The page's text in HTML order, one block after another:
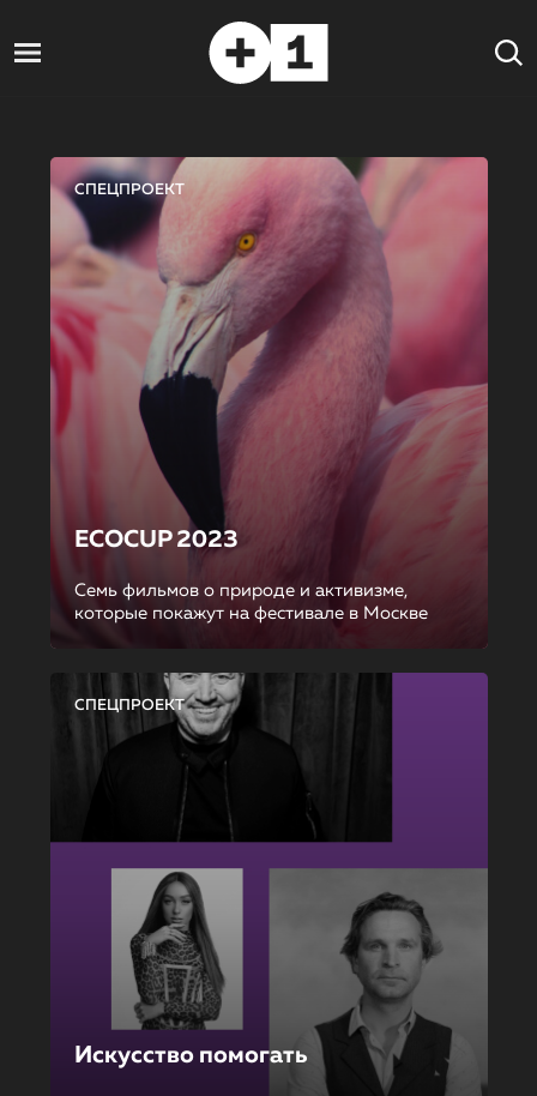
СПЕЦПРОЕКТ
ECOCUP 2023
Семь фильмов о природе и активизме,
которые покажут на фестивале в Москве
СПЕЦПРОЕКТ
Искусство помогать